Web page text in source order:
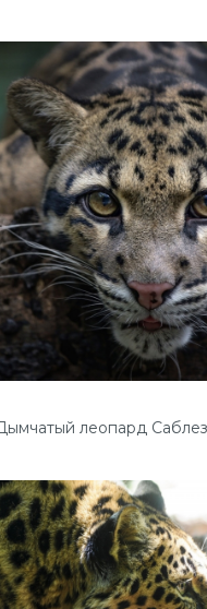
леопард